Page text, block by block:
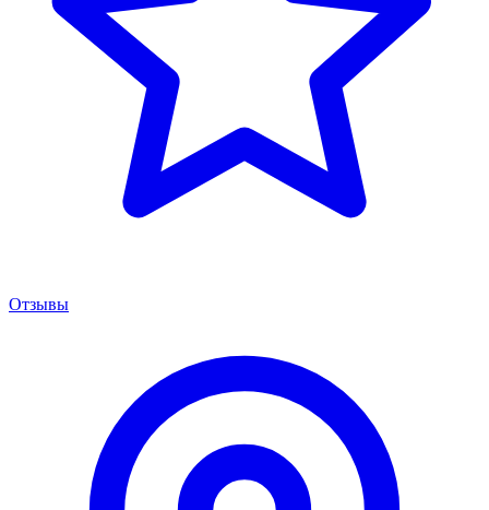
Отзывы